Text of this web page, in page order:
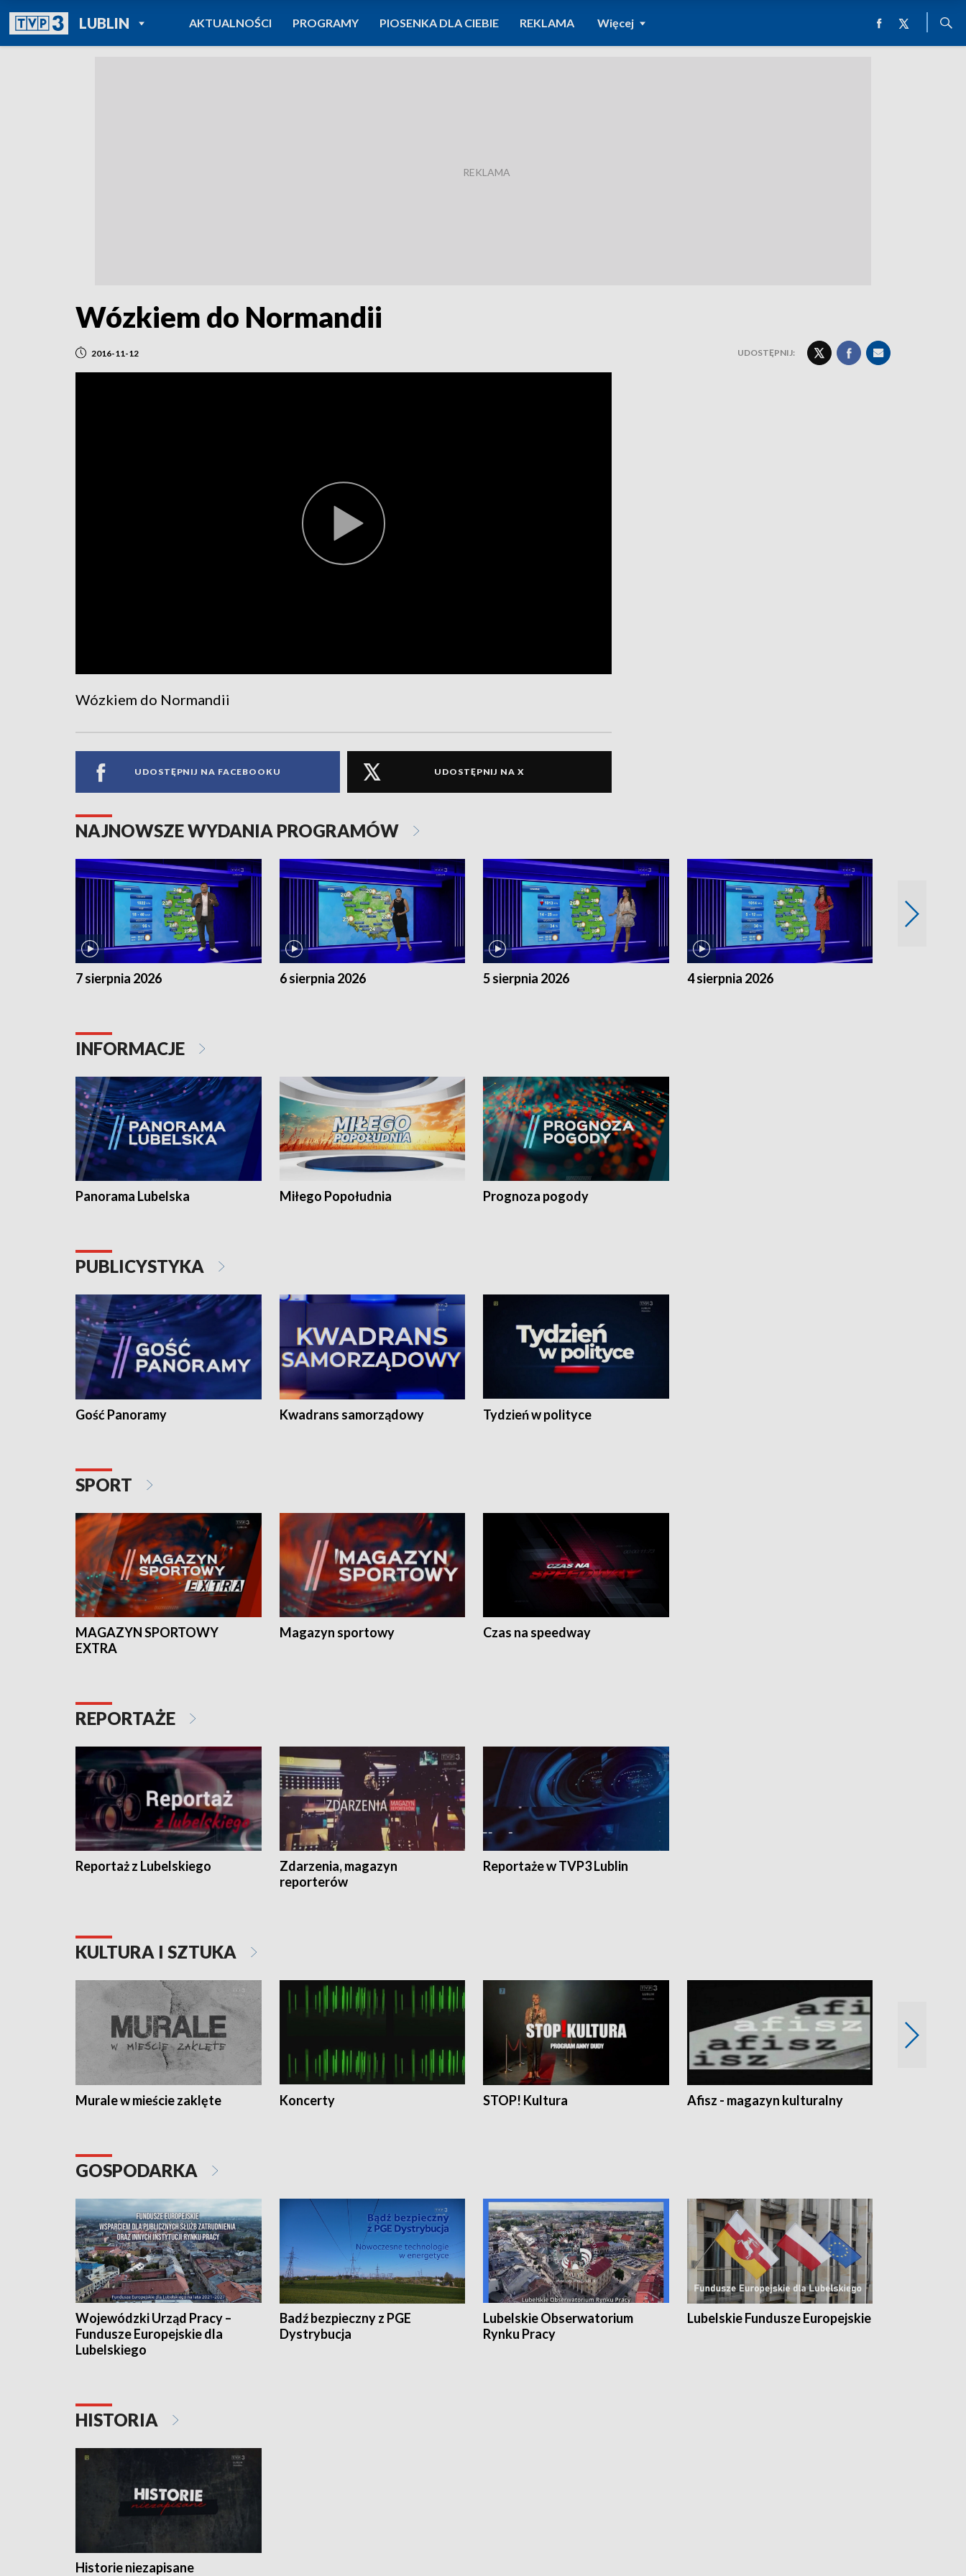
LUBLINPOWRÓT DO
TVP REGIONY
AKTUALNOŚCI PROGRAMY PIOSENKA DLA CIEBIE REKLAMA Więcej
Wózkiem do Normandii
2016-11-12 UDOSTĘPNIJ:
Wózkiem do Normandii
UDOSTĘPNIJ NA FACEBOOKU UDOSTĘPNIJ NA X
NAJNOWSZE WYDANIA PROGRAMÓW
7 sierpnia 2026 6 sierpnia 2026 5 sierpnia 2026 4 sierpnia 2026
INFORMACJE
Panorama Lubelska Miłego Popołudnia Prognoza pogody
PUBLICYSTYKA
Gość Panoramy Kwadrans samorządowy Tydzień w polityce
SPORT
MAGAZYN SPORTOWY
EXTRA
Magazyn sportowy Czas na speedway
REPORTAŻE
Reportaż z Lubelskiego
Zdarzenia, magazyn
reporterów
Reportaże w TVP3 Lublin
KULTURA I SZTUKA
Murale w mieście zaklęte Koncerty STOP! Kultura Afisz - magazyn kulturalny
GOSPODARKA
Wojewódzki Urząd Pracy –
Fundusze Europejskie dla
Lubelskiego
Badź bezpieczny z PGE
Dystrybucja
Lubelskie Obserwatorium
Rynku Pracy
Lubelskie Fundusze Europejskie
HISTORIA
Historie niezapisane